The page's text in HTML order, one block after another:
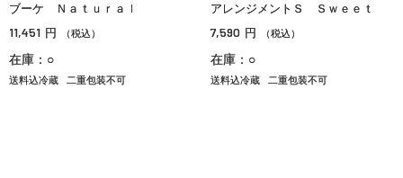
ブーケ Ｎａｔｕｒａｌ
11,451 円 （税込）
在庫：○
送料込冷蔵 二重包装不可
アレンジメントＳ Ｓｗｅｅｔ
7,590 円 （税込）
在庫：○
送料込冷蔵 二重包装不可